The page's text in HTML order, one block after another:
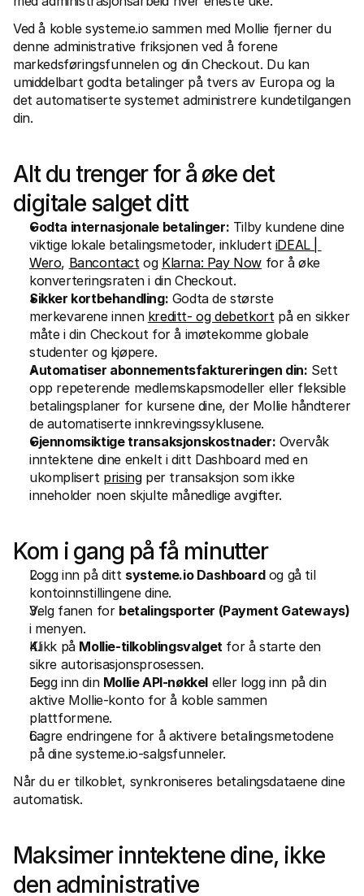
Ved å koble systeme.io sammen med Mollie fjerner du
denne administrative friksjonen ved å forene
markedsføringsfunnelen og din Checkout. Du kan
umiddelbart godta betalinger på tvers av Europa og la
det automatiserte systemet administrere kundetilgangen
din.
Alt du trenger for å øke det
digitale salget ditt
Godta internasjonale betalinger: Tilby kundene dine
viktige lokale betalingsmetoder, inkludert iDEAL |
Wero, Bancontact og Klarna: Pay Now for å øke
konverteringsraten i din Checkout.
Sikker kortbehandling: Godta de største
merkevarene innen kreditt- og debetkort på en sikker
måte i din Checkout for å imøtekomme globale
studenter og kjøpere.
Automatiser abonnementsfaktureringen din: Sett
opp repeterende medlemskapsmodeller eller fleksible
betalingsplaner for kursene dine, der Mollie håndterer
de automatiserte innkrevingssyklusene.
Gjennomsiktige transaksjonskostnader: Overvåk
inntektene dine enkelt i ditt Dashboard med en
ukomplisert prising per transaksjon som ikke
inneholder noen skjulte månedlige avgifter.
Kom i gang på få minutter
Logg inn på ditt systeme.io Dashboard og gå til
kontoinnstillingene dine.
Velg fanen for betalingsporter (Payment Gateways)
i menyen.
Klikk på Mollie-tilkoblingsvalget for å starte den
sikre autorisasjonsprosessen.
Legg inn din Mollie API-nøkkel eller logg inn på din
aktive Mollie-konto for å koble sammen
plattformene.
Lagre endringene for å aktivere betalingsmetodene
på dine systeme.io-salgsfunneler.
Når du er tilkoblet, synkroniseres betalingsdataene dine
automatisk.
Maksimer inntektene dine, ikke
den administrative